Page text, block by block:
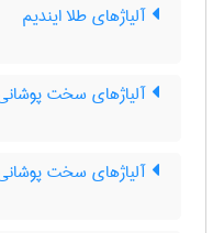
آلیاژهای طلا ایندیم
آلیاژهای سخت
آلیاژهای سخت